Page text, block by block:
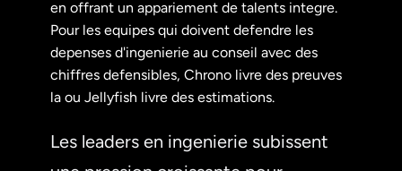
en offrant un appariement de talents integre.
Pour les equipes qui doivent defendre les
depenses d'ingenierie au conseil avec des
chiffres defensibles, Chrono livre des preuves
la ou Jellyfish livre des estimations.
Les leaders en ingenierie subissent